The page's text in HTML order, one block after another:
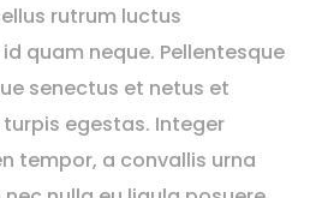
rutrum luctus
quam neque. Pellentesque
senectus et netus et
egestas. Integer
tempor, a convallis urna